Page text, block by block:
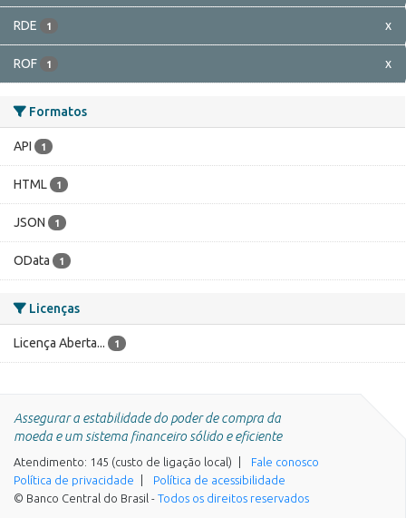
RDE 1 x
ROF 1 x
Formatos
API 1
HTML 1
JSON 1
OData 1
Licenças
Licença Aberta... 1
Assegurar a estabilidade do poder de compra da
moeda e um sistema financeiro sólido e eficiente
Atendimento: 145 (custo de ligação local)
Fale conosco
Política de privacidade
Política de acessibilidade
© Banco Central do Brasil - Todos os direitos reservados